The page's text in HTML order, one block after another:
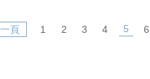
一頁 1 2 3 4 5 6